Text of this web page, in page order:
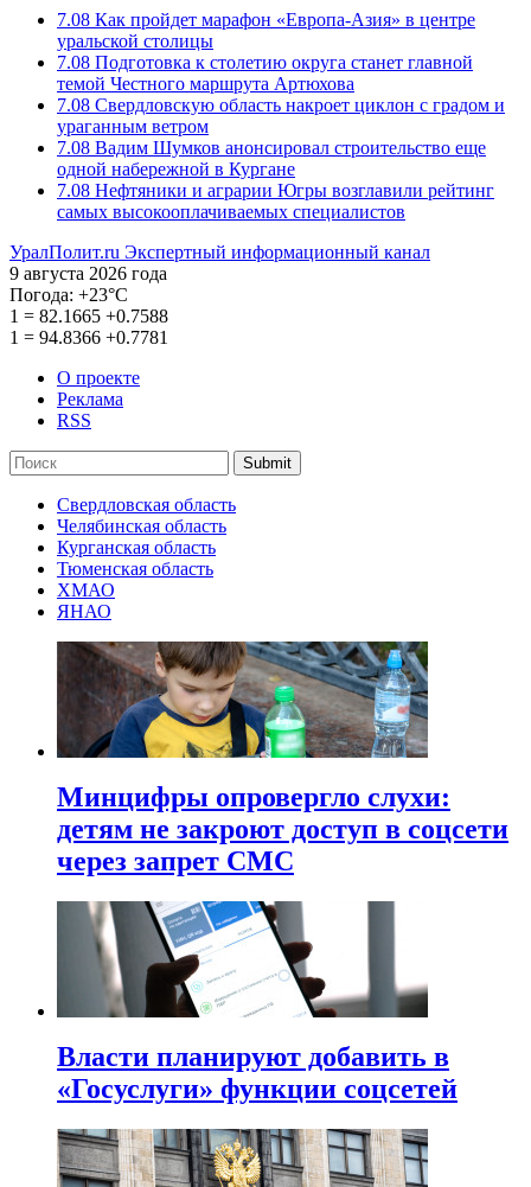
7.08 Как пройдет марафон «Европа-Азия» в центре
уральской столицы
7.08 Подготовка к столетию округа станет главной
темой Честного маршрута Артюхова
7.08 Свердловскую область накроет циклон с градом и
ураганным ветром
7.08 Вадим Шумков анонсировал строительство еще
одной набережной в Кургане
7.08 Нефтяники и аграрии Югры возглавили рейтинг
самых высокооплачиваемых специалистов
УралПолит.ru Экспертный информационный канал
9 августа 2026 года
Погода: +23°С
1 = 82.1665 +0.7588
1 = 94.8366 +0.7781
О проекте
Реклама
RSS
Submit
Свердловская область
Челябинская область
Курганская область
Тюменская область
ХМАО
ЯНАО
Минцифры опровергло слухи:
детям не закроют доступ в соцсети
через запрет СМС
Власти планируют добавить в
«Госуслуги» функции соцсетей